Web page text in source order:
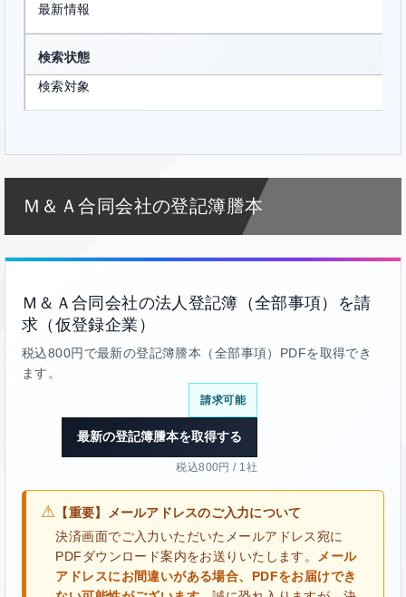
最新情報
検索状態
検索対象
Ｍ＆Ａ合同会社の登記簿謄本
Ｍ＆Ａ合同会社の法人登記簿（全部事項）を請
求（仮登録企業）
税込800円で最新の登記簿謄本（全部事項）PDFを取得でき
ます。
請求可能
最新の登記簿謄本を取得する
税込800円 / 1社
⚠ 【重要】メールアドレスのご入力について
決済画面でご入力いただいたメールアドレス宛に
PDFダウンロード案内をお送りいたします。
メール
アドレスにお間違いがある場合、PDFをお届けでき